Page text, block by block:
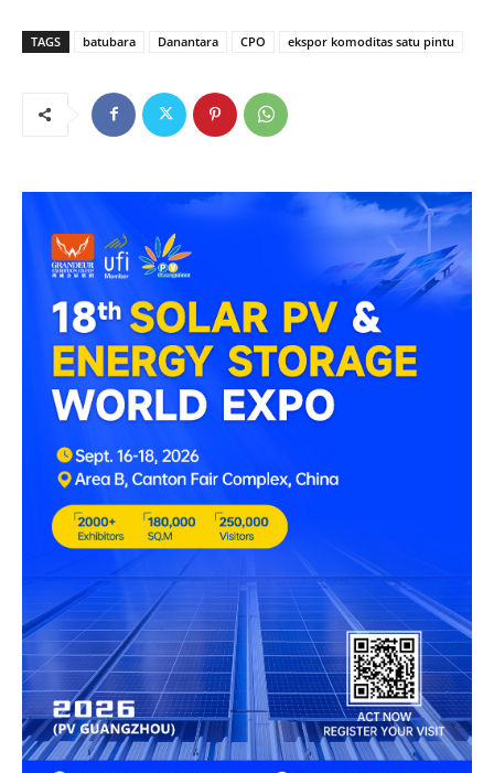
TAGS batubara Danantara CPO ekspor komoditas satu pintu